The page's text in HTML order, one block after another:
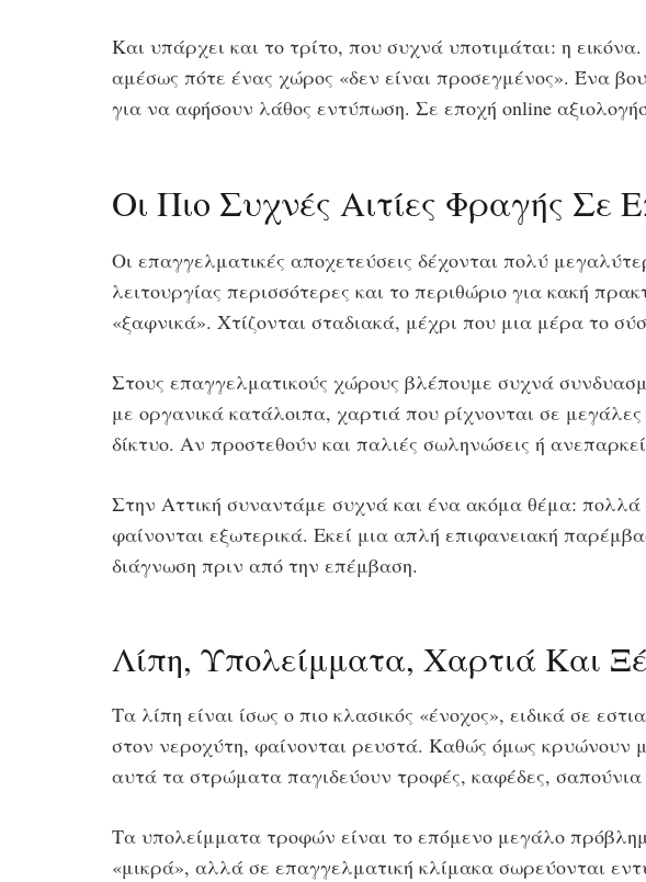
Και υπάρχει και το τρίτο, που συχνά υποτιμάται: η
αμέσως πότε ένας χώρος «δεν είναι προσεγμένος». Ένα
για να αφήσουν λάθος εντύπωση. Σε εποχή online
Οι Πιο Συχνές Αιτίες Φραγής Σε
Οι επαγγελματικές αποχετεύσεις δέχονται πολύ
λειτουργίας περισσότερες και το περιθώριο για κακή
«ξαφνικά». Χτίζονται σταδιακά, μέχρι που μια μέρα το
Στους επαγγελματικούς χώρους βλέπουμε συχνά
με οργανικά κατάλοιπα, χαρτιά που ρίχνονται σε
δίκτυο. Αν προστεθούν και παλιές σωληνώσεις ή
Στην Αττική συναντάμε συχνά και ένα ακόμα θέμα: πολλά
φαίνονται εξωτερικά. Εκεί μια απλή επιφανειακή
διάγνωση πριν από την επέμβαση.
Λίπη, Υπολείμματα, Χαρτιά Και
Τα λίπη είναι ίσως ο πιο κλασικός «ένοχος», ειδικά σε
στον νεροχύτη, φαίνονται ρευστά. Καθώς όμως κρυώνουν
αυτά τα στρώματα παγιδεύουν τροφές, καφέδες, σαπούνια
Τα υπολείμματα τροφών είναι το επόμενο μεγάλο
«μικρά», αλλά σε επαγγελματική κλίμακα σωρεύονται